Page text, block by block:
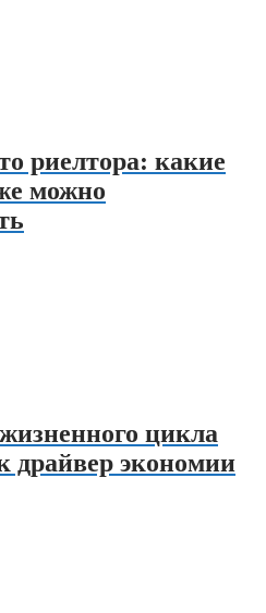
риелтора: какие
можно
цикла
драйвер экономии